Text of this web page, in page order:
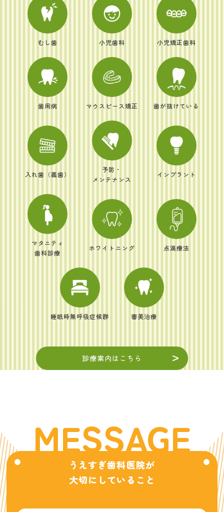
むし歯 小児歯科 小児矯正歯科
歯周病 マウスピース矯正 歯が抜けている
入れ歯（義歯）
予防・
メンテナンス
インプラント
マタニティ
歯科診療
ホワイトニング 点滴療法
睡眠時無呼吸症候群 審美治療
診療案内はこちら
MESSAGE
うえすぎ歯科医院が
大切にしていること